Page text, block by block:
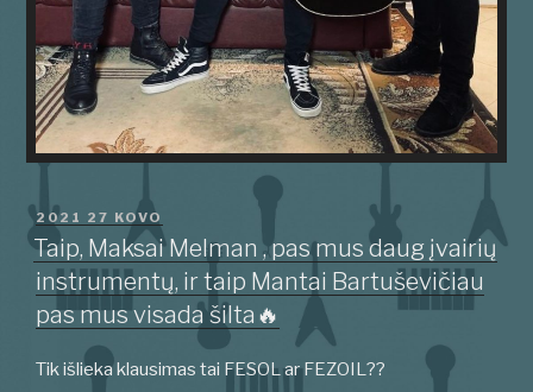
PASKELBTA
2021 27 KOVO
Taip, Maksai Melman , pas mus daug įvairių
instrumentų, ir taip Mantai Bartuševičiau
pas mus visada šilta🔥
Tik išlieka klausimas tai FESOL ar FEZOIL??